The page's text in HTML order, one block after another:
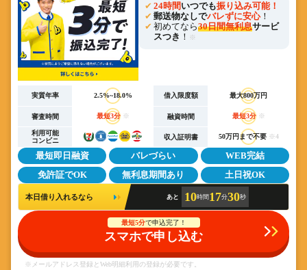
24時間 いつでも振り込み可能！
郵送物なしでバレずに安心！
初めてなら30日間無利息サービ
スつき ！ ※
実質年率 2.5%~18.0% 借入限度額 最大800万円
審査時間 最短3分 ※ 融資時間 最短3分 ※
利用可能
コンビニ
収入証明書 50万円まで不要 ※4
最短即日融資 バレづらい
WEB完結
免許証でOK
無利息期間あり 土日祝OK
本日借り入れるなら あと 10時間 17分30秒
最短5分で申込完了！
スマホで申し込む
※メールアドレス登録とWeb明細利用の登録が必要です。